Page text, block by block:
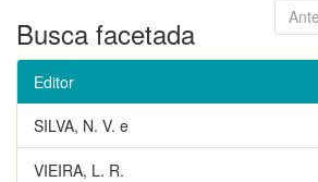
Busca facetada
Editor
SILVA, N. V. e
VIEIRA, L. R.